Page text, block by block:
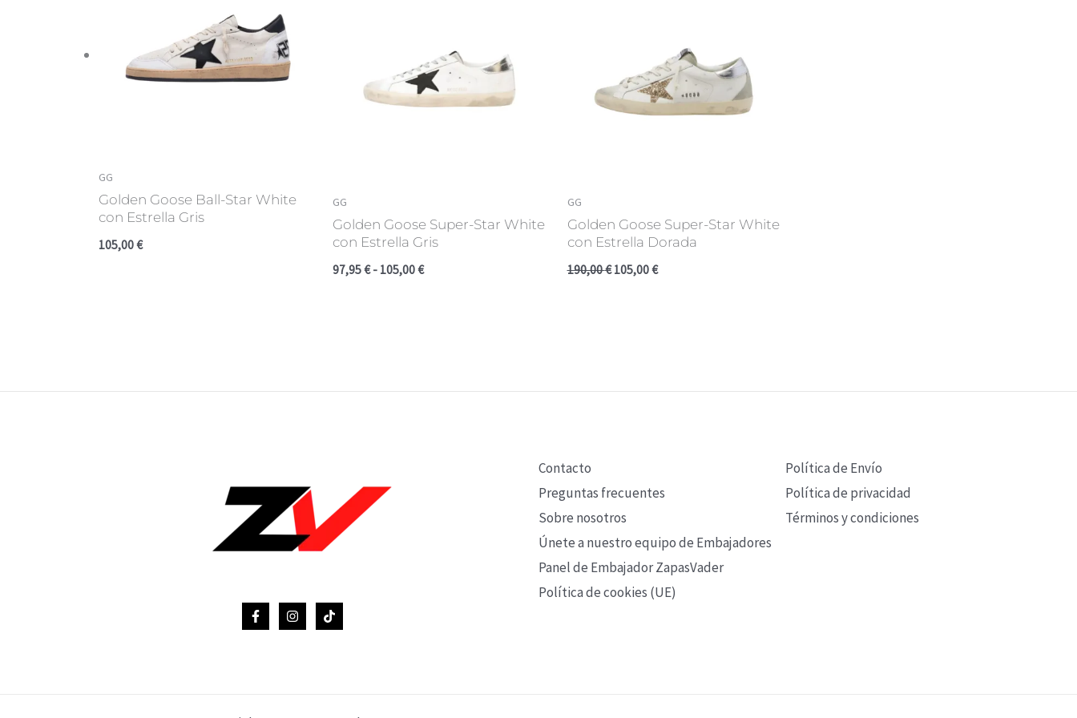
GG
Golden Goose Ball-Star White
con Estrella Gris
105,00€
GG
Golden Goose Super-Star White
con Estrella Gris
97,95€- 105,00€
GG
Golden Goose Super-Star White
con Estrella Dorada
190,00€ 105,00€
Contacto
Preguntas frecuentes
Sobre nosotros
Únete a nuestro equipo de Embajadores
Panel de Embajador ZapasVader
Política de cookies (UE)
Política de Envío
Política de privacidad
Términos y condiciones